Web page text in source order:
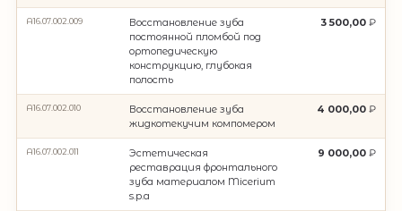
A16.07.002.009
Восстановление зуба
постоянной пломбой под
ортопедическую
конструкцию, глубокая
полость
3 500,00
A16.07.002.010
Восстановление зуба
жидкотекучим компомером
4 000,00
A16.07.002.011
Эстетическая
реставрация фронтального
зуба материалом Micerium
s.p.a
9 000,00